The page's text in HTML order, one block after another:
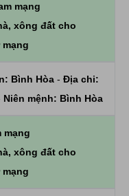
mạng
xông đất cho
mạng
Bình Hòa- Địa chi:
Niên mệnh: Bình Hòa
mạng
xông đất cho
mạng